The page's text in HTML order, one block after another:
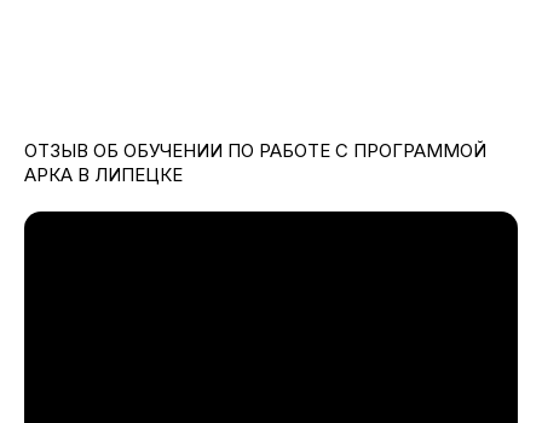
ОТЗЫВ ОБ ОБУЧЕНИИ ПО РАБОТЕ С ПРОГРАММОЙ
АРКА В ЛИПЕЦКЕ